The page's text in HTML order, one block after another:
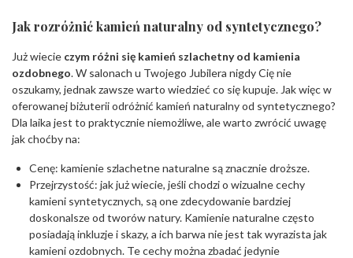
Jak rozróżnić kamień naturalny od syntetycznego?
Już wiecie czym różni się kamień szlachetny od kamienia
ozdobnego. W salonach u Twojego Jubilera nigdy Cię nie
oszukamy, jednak zawsze warto wiedzieć co się kupuje. Jak więc w
oferowanej biżuterii odróżnić kamień naturalny od syntetycznego?
Dla laika jest to praktycznie niemożliwe, ale warto zwrócić uwagę
jak choćby na:
Cenę: kamienie szlachetne naturalne są znacznie droższe.
Przejrzystość: jak już wiecie, jeśli chodzi o wizualne cechy
kamieni syntetycznych, są one zdecydowanie bardziej
doskonalsze od tworów natury. Kamienie naturalne często
posiadają inkluzje i skazy, a ich barwa nie jest tak wyrazista jak
kamieni ozdobnych. Te cechy można zbadać jedynie